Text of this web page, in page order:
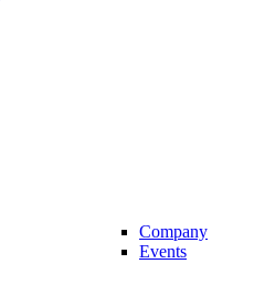
Company
Events